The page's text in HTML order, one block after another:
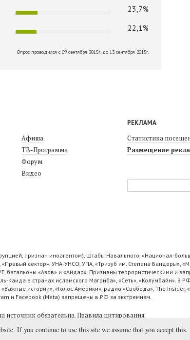
23,7%
22,1%
Опрос проводился с 09 сентября 2015г. до 13 сентября 2015г.
Афиша
ТВ-Программа
Форум
Видео
РЕКЛАМА
Статистика
Размещение
признан иноагентом), Штабы Навального, «Национал-
сектор», УНА-УНСО, УПА, «Тризуб им. Степана Бандеры»,
батальоны «Азов» и «Айдар». Признаны террористическими и
Каида в странах исламского Магриба», «Сеть», «Колумбайн». В
истории», «Голос Америки», радио «Свобода», The
и Facebook (Metа) запрещены в РФ за экстремизм.
источник обязательна.Правила цитирования.
If you continue to use this site we assume that you accept this.